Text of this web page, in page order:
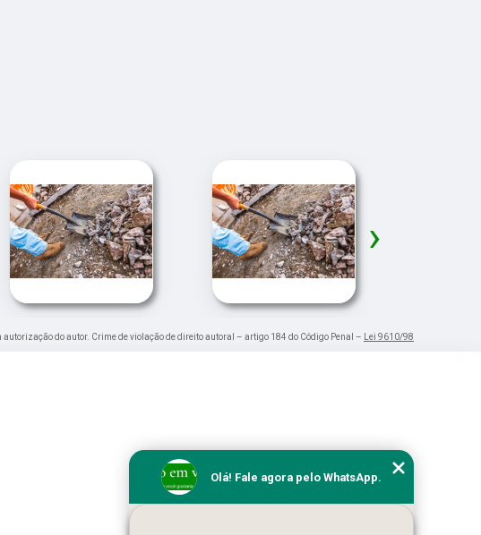
›
do autor. Crime de violação de direito autoral – artigo 184 do Código Penal – Lei 9610/98
Olá! Fale agora pelo WhatsApp.